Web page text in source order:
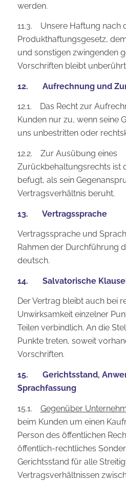
werden.
11.3. Unsere Haftung nach
Produkthaftungsgesetz,
und sonstigen zwingenden
Vorschriften bleibt
12. Aufrechnung und
12.1. Das Recht zur
Kunden nur zu, wenn seine
uns unbestritten oder
12.2. Zur Ausübung eines
Zurückbehaltungsrechts ist
befugt, als sein
Vertragsverhältnis beruht.
13. Vertragssprache
Vertragssprache und
Rahmen der Durchführung
deutsch.
14. Salvatorische
Der Vertrag bleibt auch bei
Unwirksamkeit einzelner
Teilen verbindlich. An die
Punkte treten, soweit
Vorschriften.
15. Gerichtsstand,
Sprachfassung
15.1. Gegenüber
beim Kunden um einen
Person des öffentlichen
öffentlich-rechtliches
Gerichtsstand für alle
Vertragsverhältnissen